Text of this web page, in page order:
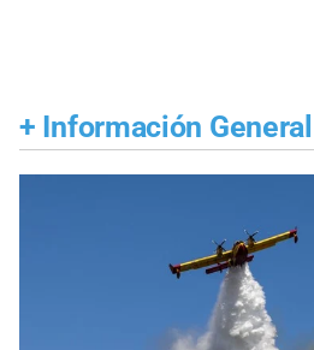
+ Información General